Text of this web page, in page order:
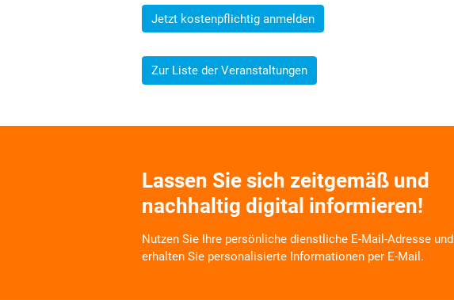
Jetzt kostenpflichtig anmelden
Zur Liste der Veranstaltungen
Lassen Sie sich zeitgemäß und
nachhaltig digital informieren!
Nutzen Sie Ihre persönliche dienstliche E-Mail-Adresse und
erhalten Sie personalisierte Informationen per E-Mail.